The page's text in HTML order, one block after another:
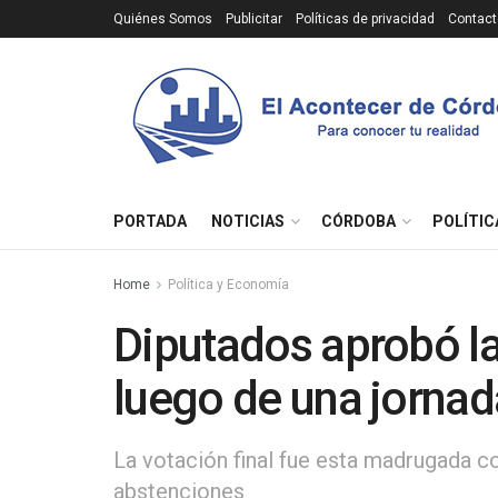
Quiénes Somos Publicitar Políticas de privacidad
PORTADA NOTICIAS CÓRDOBA
Home Política y Economía
Diputados aprobó
luego de una
La votación final fue esta madrugada
abstenciones